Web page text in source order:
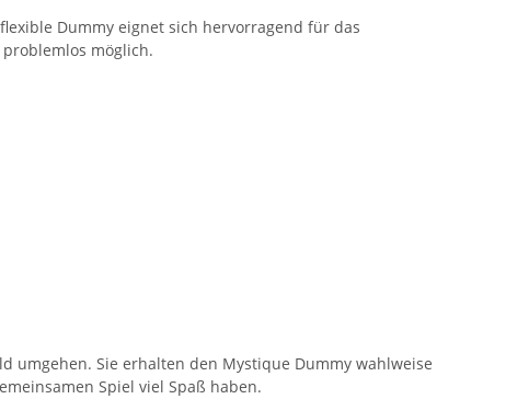
Dummy eignet sich hervorragend für das
möglich.
umgehen. Sie erhalten den Mystique Dummy wahlweise
Spiel viel Spaß haben.